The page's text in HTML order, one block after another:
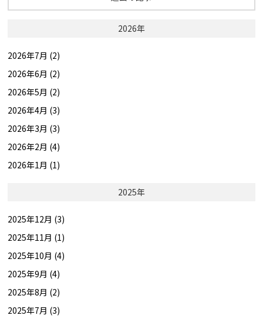
2026年
2026年7月 (2)
2026年6月 (2)
2026年5月 (2)
2026年4月 (3)
2026年3月 (3)
2026年2月 (4)
2026年1月 (1)
2025年
2025年12月 (3)
2025年11月 (1)
2025年10月 (4)
2025年9月 (4)
2025年8月 (2)
2025年7月 (3)